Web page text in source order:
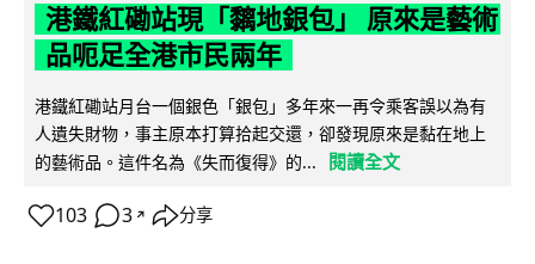
港鐵紅磡站現「黐地銀包」 原來是藝術
品呃足全港市民兩年
港鐵紅磡站月台一個銀色「銀包」多年來一再令乘客誤以為有
人遺失財物，事主原本打算拾起交還，卻發現原來是黏在地上
的藝術品。這件名為《失而復得》的...
閱讀全文
103 3 ↗ 分享